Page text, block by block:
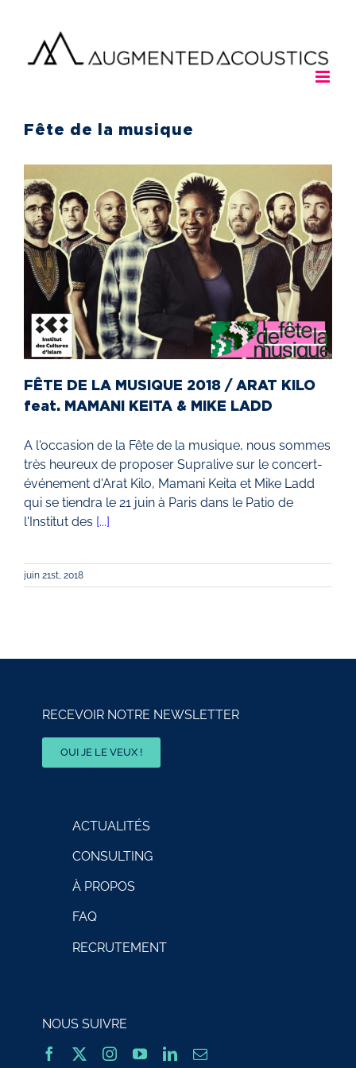
contenu
Fête de la musique
FÊTE DE LA MUSIQUE 2018 / ARAT KILO
feat. MAMANI KEITA & MIKE LADD
A l'occasion de la Fête de la musique, nous sommes
très heureux de proposer Supralive sur le concert-
événement d'Arat Kilo, Mamani Keita et Mike Ladd
qui se tiendra le 21 juin à Paris dans le Patio de
l'Institut des [...]
juin 21st, 2018
RECEVOIR NOTRE NEWSLETTER
OUI JE LE VEUX !
ACTUALITÉS
CONSULTING
À PROPOS
FAQ
RECRUTEMENT
NOUS SUIVRE